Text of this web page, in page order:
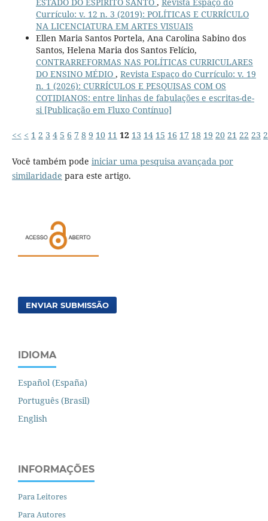
Currículo: v. 12 n. 3 (2019): POLÍTICAS E CURRÍCULO
NA LICENCIATURA EM ARTES VISUAIS
Ellen Maria Santos Portela, Ana Carolina Sabino dos
Santos, Helena Maria dos Santos Felício,
CONTRARREFORMAS NAS POLÍTICAS CURRICULARES
DO ENSINO MÉDIO , Revista Espaço do Currículo: v. 19
n. 1 (2026): CURRÍCULOS E PESQUISAS COM OS
COTIDIANOS: entre linhas de fabulações e escritas-de-
si [Publicação em Fluxo Contínuo]
<< < 1 2 3 4 5 6 7 8 9 10 11 12 13 14 15 16 17 18 19 20 21 22 23
Você também pode iniciar uma pesquisa avançada por
similaridade para este artigo.
ENVIAR SUBMISSÃO
IDIOMA
Español (España)
Português (Brasil)
English
INFORMAÇÕES
Para Leitores
Para Autores